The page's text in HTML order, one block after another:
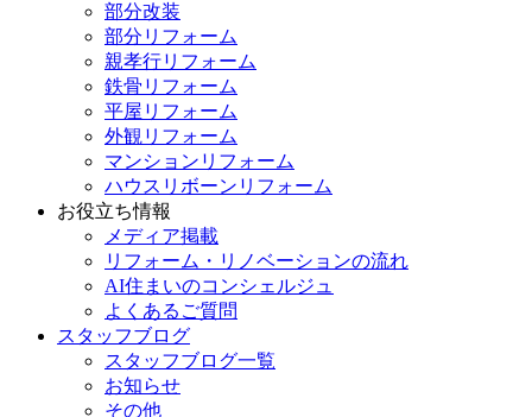
部分改装
部分リフォーム
親孝行リフォーム
鉄骨リフォーム
平屋リフォーム
外観リフォーム
マンションリフォーム
ハウスリボーンリフォーム
お役立ち情報
メディア掲載
リフォーム・リノベーションの流れ
AI住まいのコンシェルジュ
よくあるご質問
スタッフブログ
スタッフブログ一覧
お知らせ
その他